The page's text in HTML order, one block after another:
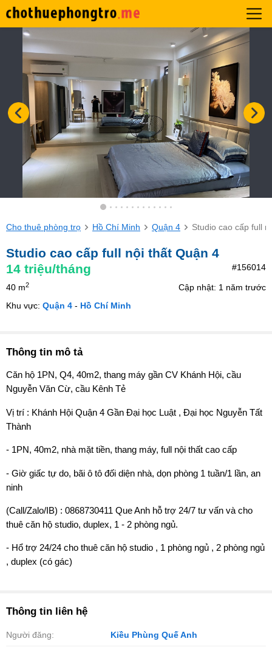
Cho thuê phòng trọ Hồ Chí Minh Quận 4 Studio cao cấp full
Studio cao cấp full nội thất Quận 4
14 triệu/tháng #156014
40 m2
Cập nhật: 1 năm trước
Khu vực: Quận 4 - Hồ Chí Minh
Thông tin mô tả
Căn hộ 1PN, Q4, 40m2, thang máy gần CV Khánh Hội, cầu
Nguyễn Văn Cừ, cầu Kênh Tẻ
Vị trí : Khánh Hội Quận 4 Gần Đại học Luật , Đại học Nguyễn Tất
Thành
- 1PN, 40m2, nhà mặt tiền, thang máy, full nội thất cao cấp
- Giờ giấc tự do, bãi ô tô đối diện nhà, dọn phòng 1 tuần/1 lần, an
ninh
(Call/Zalo/IB) : 0868730411 Que Anh hỗ trợ 24/7 tư vấn và cho
thuê căn hộ studio, duplex, 1 - 2 phòng ngủ.
- Hổ trợ 24/24 cho thuê căn hộ studio , 1 phòng ngủ , 2 phòng ngủ
, duplex (có gác)
Thông tin liên hệ
Người đăng: Kiều Phùng Quế Anh